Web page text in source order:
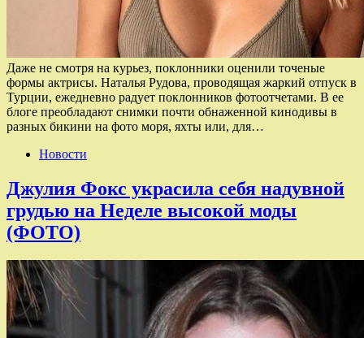
Даже не смотря на курьез, поклонники оценили точеные
формы актрисы. Наталья Рудова, проводящая жаркий отпуск в
Турции, ежедневно радует поклонников фотоотчетами. В ее
блоге преобладают снимки почти обнаженной кинодивы в
разных бикини на фото моря, яхты или, для…
Новости
Джулия Фокс украсила себя надувной
грудью на Неделе высокой моды
(ФОТО)